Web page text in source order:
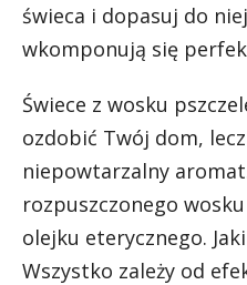
świeca i dopasuj do
wkomponują się
Świece z wosku
ozdobić Twój dom,
niepowtarzalny
rozpuszczonego
olejku eterycznego.
Wszystko zależy od